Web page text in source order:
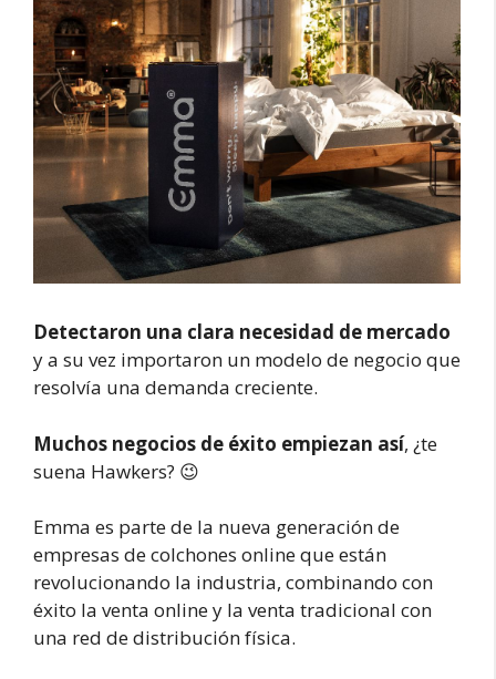
Detectaron una clara necesidad de mercado
y a su vez importaron un modelo de negocio que
resolvía una demanda creciente.
Muchos negocios de éxito empiezan así, ¿te
suena Hawkers? 😉
Emma es parte de la nueva generación de
empresas de colchones online que están
revolucionando la industria, combinando con
éxito la venta online y la venta tradicional con
una red de distribución física.